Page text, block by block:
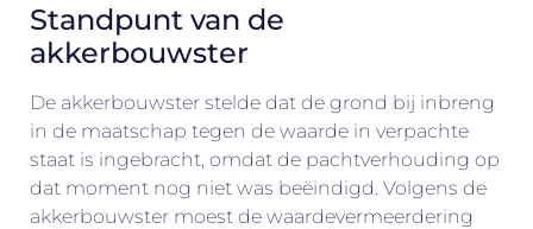
Standpunt van de
akkerbouwster
De akkerbouwster stelde dat de grond bij inbreng
in de maatschap tegen de waarde in verpachte
staat is ingebracht, omdat de pachtverhouding op
dat moment nog niet was beëindigd. Volgens de
akkerbouwster moest de waardevermeerdering